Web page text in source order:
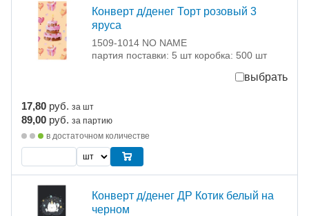
Конверт д/денег Торт розовый 3
яруса
1509-1014 NO NAME
партия поставки: 5 шт коробка: 500 шт
выбрать
17,80 руб. за шт
89,00 руб. за партию
в достаточном количестве
Конверт д/денег ДР Котик белый на
черном